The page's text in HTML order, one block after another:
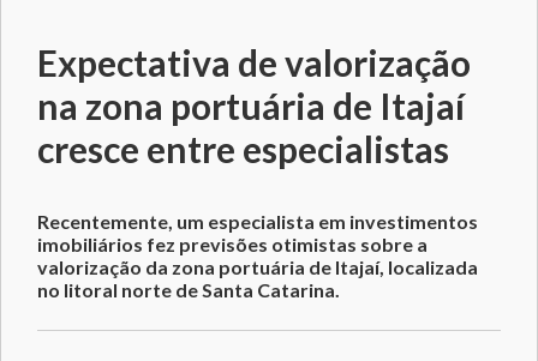
Expectativa de valorização
na zona portuária de Itajaí
cresce entre especialistas
Recentemente, um especialista em investimentos
imobiliários fez previsões otimistas sobre a
valorização da zona portuária de Itajaí, localizada
no litoral norte de Santa Catarina.